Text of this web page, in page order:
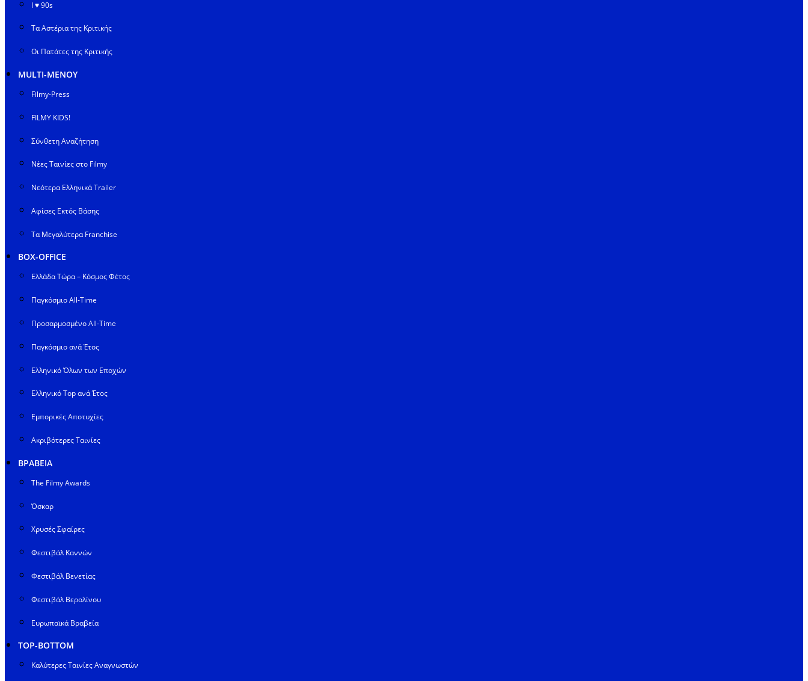
I ♥ 90s
Τα Αστέρια της Κριτικής
Οι Πατάτες της Κριτικής
MULTI-ΜΕΝΟΥ
Filmy-Press
FILMY KIDS!
Σύνθετη Αναζήτηση
Νέες Ταινίες στο Filmy
Νεότερα Ελληνικά Trailer
Αφίσες Εκτός Βάσης
Τα Μεγαλύτερα Franchise
BOX-OFFICE
Ελλάδα Τώρα – Κόσμος Φέτος
Παγκόσμιο All-Time
Προσαρμοσμένο All-Time
Παγκόσμιο ανά Έτος
Ελληνικό Όλων των Εποχών
Ελληνικό Top ανά Έτος
Εμπορικές Αποτυχίες
Ακριβότερες Ταινίες
ΒΡΑΒΕΙΑ
The Filmy Awards
Όσκαρ
Χρυσές Σφαίρες
Φεστιβάλ Καννών
Φεστιβάλ Βενετίας
Φεστιβάλ Βερολίνου
Ευρωπαϊκά Βραβεία
TOP-BOTTOM
Καλύτερες Ταινίες Αναγνωστών